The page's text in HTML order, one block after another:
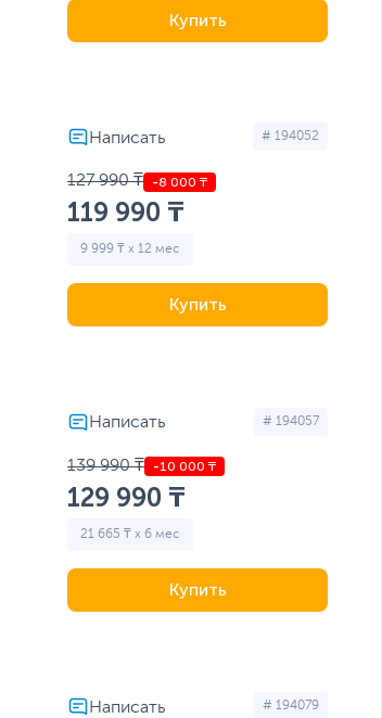
Купить
# 194052
127 990 ₸
119 990 ₸
9 999 ₸ x 12 мес
Купить
# 194057
139 990 ₸
129 990 ₸
21 665 ₸ x 6 мес
Купить
# 194079